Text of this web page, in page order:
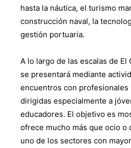
hasta la náutica, el turismo
construcción naval, la
gestión portuaria.
A lo largo de las escalas de El
se presentará mediante
encuentros con profesionales
dirigidas especialmente a
educadores. El objetivo es
ofrece mucho más que ocio
uno de los sectores con